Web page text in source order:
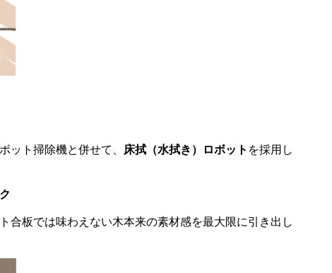
ット掃除機と併せて、 床拭（水拭き）ロボット を採用し
合板では味わえない木本来の素材感を最大限に引き出し